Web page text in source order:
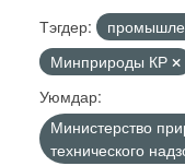
Тэгдер:
Минприроды КР
Уюмдар:
Министерство
технического